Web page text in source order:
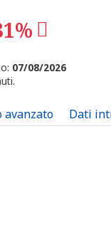
07/08/2026
avanzato Dati